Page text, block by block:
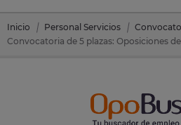
Inicio Personal Servicios